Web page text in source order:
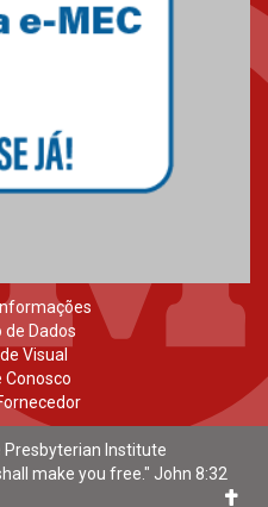
de Dados
Visual
Conosco
Institute
make you free." John 8:32